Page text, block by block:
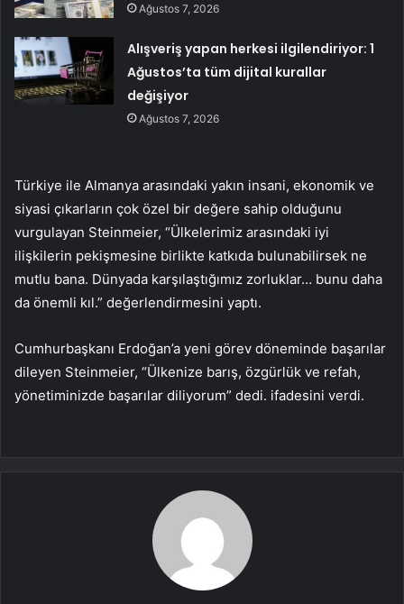
Ağustos 7, 2026
Alışveriş yapan herkesi ilgilendiriyor: 1
Ağustos’ta tüm dijital kurallar
değişiyor
Ağustos 7, 2026
Türkiye ile Almanya arasındaki yakın insani, ekonomik ve
siyasi çıkarların çok özel bir değere sahip olduğunu
vurgulayan Steinmeier, “Ülkelerimiz arasındaki iyi
ilişkilerin pekişmesine birlikte katkıda bulunabilirsek ne
mutlu bana. Dünyada karşılaştığımız zorluklar… bunu daha
da önemli kıl.” değerlendirmesini yaptı.
Cumhurbaşkanı Erdoğan’a yeni görev döneminde başarılar
dileyen Steinmeier, “Ülkenize barış, özgürlük ve refah,
yönetiminizde başarılar diliyorum” dedi. ifadesini verdi.